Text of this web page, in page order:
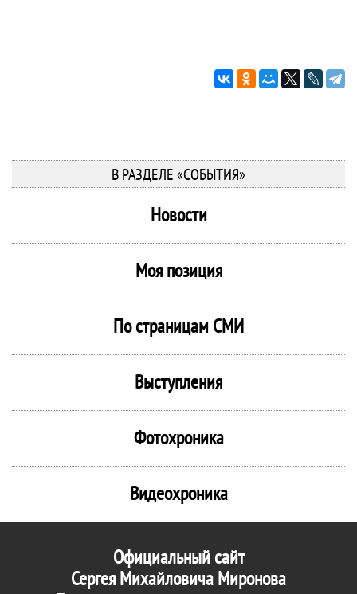
В РАЗДЕЛЕ «СОБЫТИЯ»
Новости
Моя позиция
По страницам СМИ
Выступления
Фотохроника
Видеохроника
Официальный сайт
Сергея Михайловича Миронова